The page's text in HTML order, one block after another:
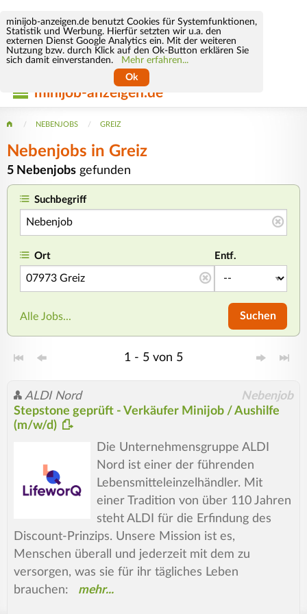
minijob-anzeigen.de benutzt Cookies für Systemfunktionen,
Statistik und Werbung. Hierfür setzten wir u.a. den
externen Dienst Google Analytics ein. Mit der weiteren
Nutzung bzw. durch Klick auf den Ok-Button erklären Sie
sich damit einverstanden.
Mehr erfahren...
Ok
minijob-anzeigen.de
NEBENJOBS GREIZ
Nebenjobs in Greiz
5 Nebenjobs gefunden
Suchbegriff
Ort Entf.
Alle Jobs... Suchen
1 - 5 von 5
ALDI Nord Nebenjob
Stepstone geprüft - Verkäufer Minijob / Aushilfe
(m/w/d)
Die Unternehmensgruppe ALDI
Nord ist einer der führenden
Lebensmitteleinzelhändler. Mit
einer Tradition von über 110 Jahren
steht ALDI für die Erfindung des
Discount-Prinzips. Unsere Mission ist es,
Menschen überall und jederzeit mit dem zu
versorgen, was sie für ihr tägliches Leben
brauchen: